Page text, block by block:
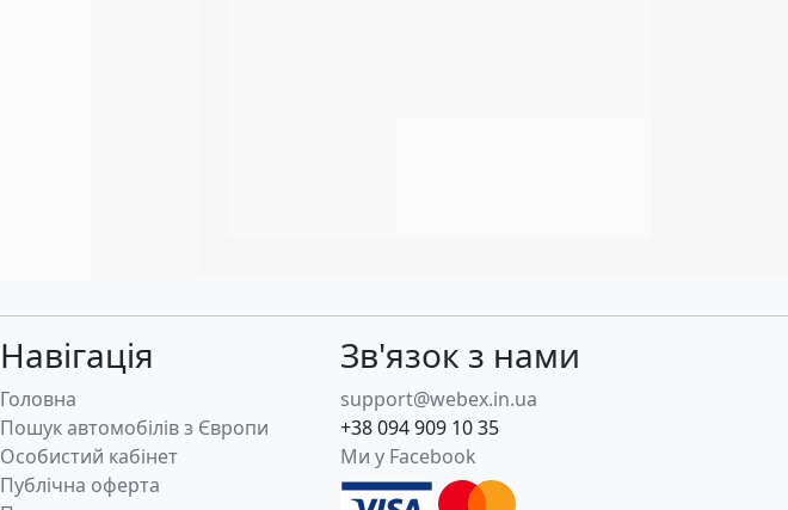
Навігація
Головна
Пошук автомобілів з Європи
Особистий кабінет
Публічна оферта
Зв'язок з нами
support@webex.in.ua
+38 094 909 10 35
Ми у Facebook